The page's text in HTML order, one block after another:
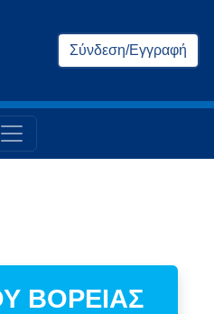
Σύνδεση/Εγγραφή
ΒΟΡΕΙΑΣ